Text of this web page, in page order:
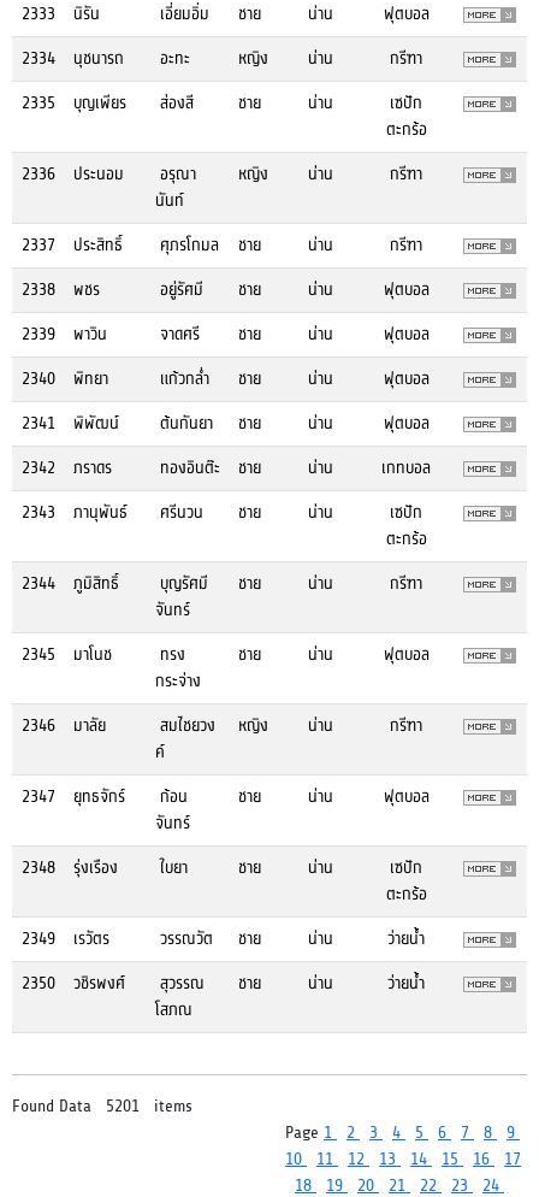
2333
นิรัน เอี่ยมอิ่ม ชาย น่าน
ฟุตบอล
2334
นุชนารถ อะทะ หญิง น่าน
กรีฑา
2335
บุญเพียร ส่องสี ชาย น่าน
เซปัก
ตะกร้อ
2336
ประนอม
อรุณา
นันท์
หญิง น่าน กรีฑา
2337 ประสิทธิ์ ศุภรโกมล ชาย น่าน
กรีฑา
2338
พชร อยู่รัศมี ชาย น่าน
ฟุตบอล
2339
พาวิน จาดศรี ชาย น่าน
ฟุตบอล
2340
พิทยา แก้วกล่ำ ชาย น่าน
ฟุตบอล
2341
พิพัฒน์ ต้นกันยา ชาย น่าน
ฟุตบอล
2342
ภราดร ทองอินต๊ะ ชาย น่าน
เกทบอล
2343
ภานุพันธ์ ศรีนวน ชาย น่าน
เซปัก
ตะกร้อ
2344
ภูมิสิทธิ์
บุญรัศมี
จันทร์
ชาย น่าน กรีฑา
2345 มาโนช
ทรง
กระจ่าง
ชาย น่าน ฟุตบอล
2346 มาลัย
สมไชยวง
ค์
หญิง น่าน กรีฑา
2347 ยุทธจักร์
ก้อน
จันทร์
ชาย น่าน ฟุตบอล
2348 รุ่งเรือง ใบยา ชาย น่าน
เซปัก
ตะกร้อ
2349
เรวัตร วรรณวัต ชาย น่าน
ว่ายน้ำ
2350
วชิรพงศ์
สุวรรณ
โสภณ
ชาย น่าน ว่ายน้ำ
Found Data 5201 items
Page 1 2 3 4 5 6 7 8 9
10
11 12 13 14 15 16
17
18
19 20 21 22 23 24